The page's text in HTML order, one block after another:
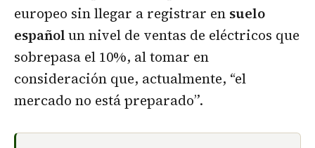
europeo sin llegar a registrar en suelo
españolun nivel de ventas de eléctricos que
sobrepasa el 10%, al tomar en
consideración que, actualmente, “el
mercado no está preparado”.